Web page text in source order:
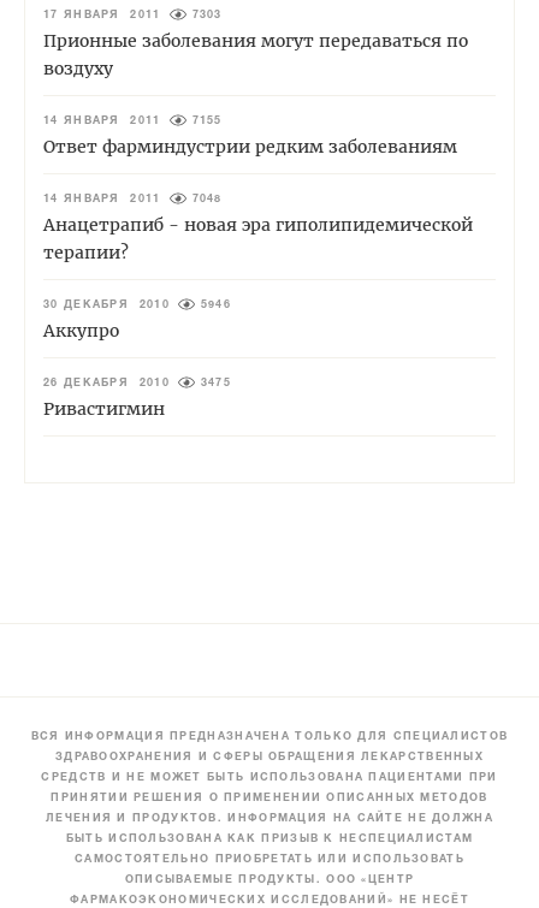
17 ЯНВАРЯ 2011 7303
Прионные заболевания могут передаваться по
воздуху
14 ЯНВАРЯ 2011 7155
Ответ фарминдустрии редким заболеваниям
14 ЯНВАРЯ 2011 7048
Анацетрапиб - новая эра гиполипидемической
терапии?
30 ДЕКАБРЯ 2010 5946
Аккупро
26 ДЕКАБРЯ 2010 3475
Ривастигмин
ВСЯ ИНФОРМАЦИЯ ПРЕДНАЗНАЧЕНА ТОЛЬКО ДЛЯ СПЕЦИАЛИСТОВ
ЗДРАВООХРАНЕНИЯ И СФЕРЫ ОБРАЩЕНИЯ ЛЕКАРСТВЕННЫХ
СРЕДСТВ И НЕ МОЖЕТ БЫТЬ ИСПОЛЬЗОВАНА ПАЦИЕНТАМИ ПРИ
ПРИНЯТИИ РЕШЕНИЯ О ПРИМЕНЕНИИ ОПИСАННЫХ МЕТОДОВ
ЛЕЧЕНИЯ И ПРОДУКТОВ. ИНФОРМАЦИЯ НА САЙТЕ НЕ ДОЛЖНА
БЫТЬ ИСПОЛЬЗОВАНА КАК ПРИЗЫВ К НЕСПЕЦИАЛИСТАМ
САМОСТОЯТЕЛЬНО ПРИОБРЕТАТЬ ИЛИ ИСПОЛЬЗОВАТЬ
ОПИСЫВАЕМЫЕ ПРОДУКТЫ. ООО «ЦЕНТР
ФАРМАКОЭКОНОМИЧЕСКИХ ИССЛЕДОВАНИЙ» НЕ НЕСЁТ